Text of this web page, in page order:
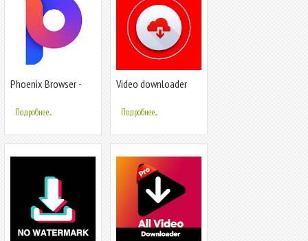
Phoenix Browser -
Private & Fast
Подробнее...
Video downloader
for insta & fb
Подробнее...